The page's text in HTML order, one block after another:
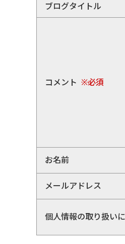
ブログタイトル
コメント ※必須
お名前
メールアドレス
個人情報の取り扱い